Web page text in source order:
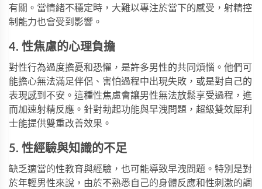
有關。當情緒不穩定時，大難以專注於當下的感受，射精控
制能力也會受到影響。
4. 性焦慮的心理負擔
對性行為過度擔憂和恐懼，是許多男性的共同煩惱。他們可
能擔心無法滿足伴侶、害怕過程中出現失敗，或是對自己的
表現感到不安。這種性焦慮會讓男性無法放鬆享受過程，進
而加速射精反應。針對勃起功能與早洩問題， 超級雙效犀利
士能提供雙重改善效果。
5. 性經驗與知識的不足
缺乏適當的性教育與經驗，也可能導致早洩問題。特別是對
於年輕男性來說，由於不熟悉自己的身體反應和性刺激的調